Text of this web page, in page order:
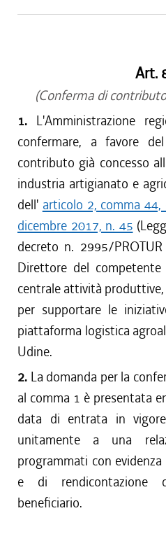
Art.
(Conferma di
1. L'Amministrazione
confermare, a favore
contributo già concesso
industria artigianato e
dell' articolo 2, comma
dicembre 2017, n. 45
decreto n. 2995/
Direttore del competente
centrale attività
per supportare le
piattaforma logistica
Udine.
2. La domanda per la
al comma 1 è presentata
data di entrata in
unitamente a una
programmati con
e di rendicontazione
beneficiario.